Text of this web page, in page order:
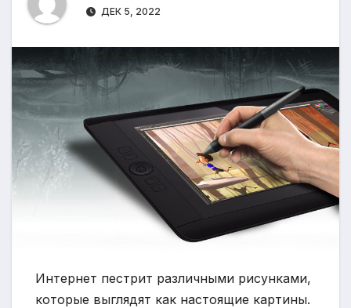
ДЕК 5, 2022
Интернет пестрит различными рисунками,
которые выглядят как настоящие картины.